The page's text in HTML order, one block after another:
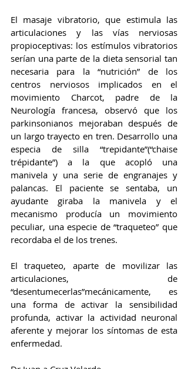
El masaje vibratorio, que estimula las
articulaciones y las vías nerviosas
propioceptivas: los estímulos vibratorios
serían una parte de la dieta sensorial tan
necesaria para la “nutrición” de los
centros nerviosos implicados en el
movimiento Charcot, padre de la
Neurología francesa, observó que los
parkinsonianos mejoraban después de
un largo trayecto en tren. Desarrollo una
especia de silla “trepidante”(“chaise
trépidante”) a la que acopló una
manivela y una serie de engranajes y
palancas. El paciente se sentaba, un
ayudante giraba la manivela y el
mecanismo producía un movimiento
peculiar, una especie de “traqueteo” que
recordaba el de los trenes.
El traqueteo, aparte de movilizar las
articulaciones, de
“desentumecerlas”mecánicamente, es
una forma de activar la sensibilidad
profunda, activar la actividad neuronal
aferente y mejorar los síntomas de esta
enfermedad.